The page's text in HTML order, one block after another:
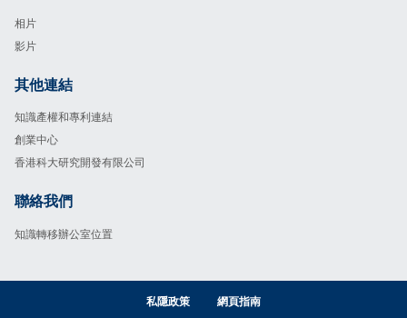
相片
影片
Footer
其他連結
知識產權和專利連結
創業中心
香港科大研究開發有限公司
Footer
聯絡我們
知識轉移辦公室位置
私隱政策 網頁指南